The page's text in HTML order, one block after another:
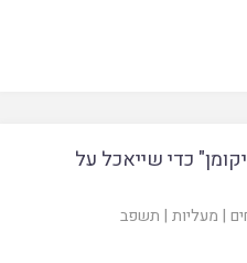
כדי שייאכל על
| מעליות | תשפב